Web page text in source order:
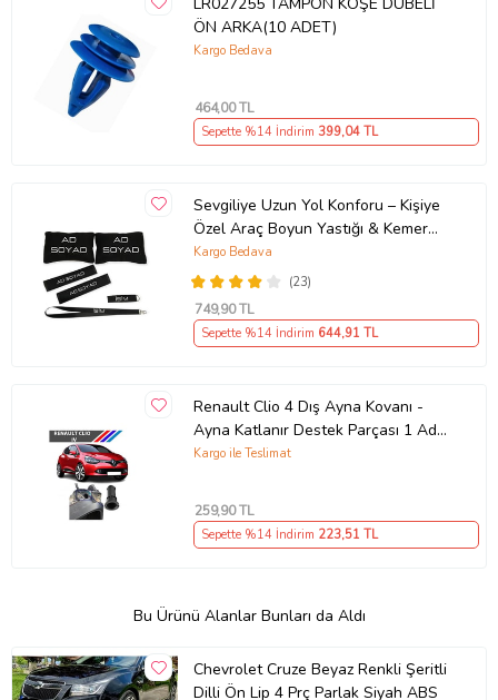
ÖN ARKA(10 ADET)
Kargo Bedava
464,00 TL
Sepette %14 İndirim 399,04 TL
Sevgiliye Uzun Yol Konforu – Kişiye
Özel Araç Boyun Yastığı & Kemer
Pedi Hediye Seti
(23)
Kargo Bedava
749,90 TL
Sepette %14 İndirim 644,91 TL
Renault Clio 4 Dış Ayna Kovanı -
Ayna Katlanır Destek Parçası 1 Adet
490307706 M3625
Kargo ile Teslimat
259,90 TL
Sepette %14 İndirim 223,51 TL
Bu Ürünü Alanlar Bunları da Aldı
Chevrolet Cruze Beyaz Renkli Şeritli
Dilli Ön Lip 4 Prç Parlak Siyah ABS